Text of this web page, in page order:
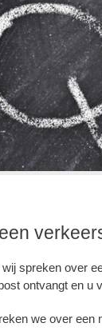
wij spreken over
ontvangt en u
we over een